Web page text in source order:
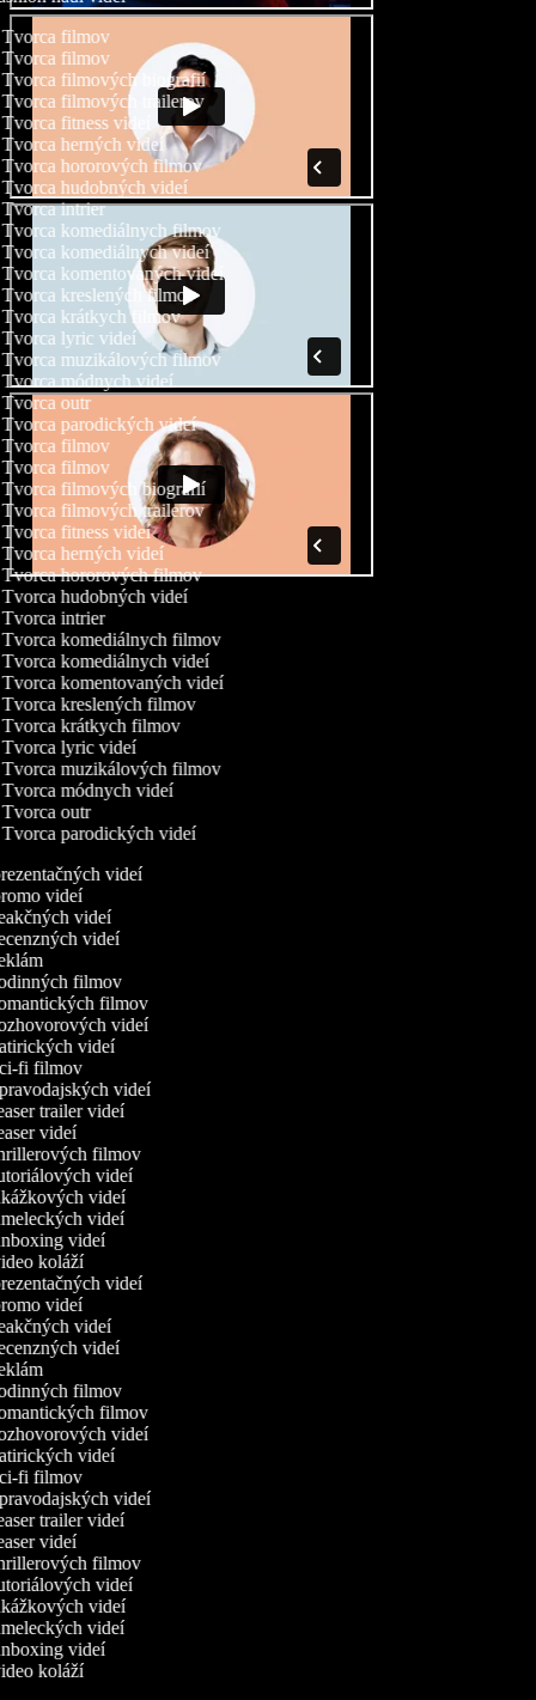
Tvorca filmov
Tvorca filmov
Tvorca filmových biografií
Tvorca filmových trailerov
Tvorca fitness videí
Tvorca herných videí
Tvorca hororových filmov
Tvorca hudobných videí
Tvorca intrier
Tvorca komediálnych filmov
Tvorca komediálnych videí
Tvorca komentovaných videí
Tvorca kreslených filmov
Tvorca krátkych filmov
Tvorca lyric videí
Tvorca muzikálových filmov
Tvorca módnych videí
Tvorca outr
Tvorca parodických videí
Tvorca filmov
Tvorca filmov
Tvorca filmových biografií
Tvorca filmových trailerov
Tvorca fitness videí
Tvorca herných videí
Tvorca hororových filmov
Tvorca hudobných videí
Tvorca intrier
Tvorca komediálnych filmov
Tvorca komediálnych videí
Tvorca komentovaných videí
Tvorca kreslených filmov
Tvorca krátkych filmov
Tvorca lyric videí
Tvorca muzikálových filmov
Tvorca módnych videí
Tvorca outr
Tvorca parodických videí
videí
videí
videí
videí
filmov
filmov
videí
videí
fi filmov
videí
trailer videí
videí
filmov
videí
videí
videí
videí
koláží
videí
videí
videí
videí
filmov
filmov
videí
videí
fi filmov
videí
trailer videí
videí
filmov
videí
videí
videí
videí
koláží